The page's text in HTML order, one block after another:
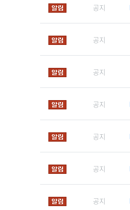
공지
공지
공지
공지
공지
공지
공지